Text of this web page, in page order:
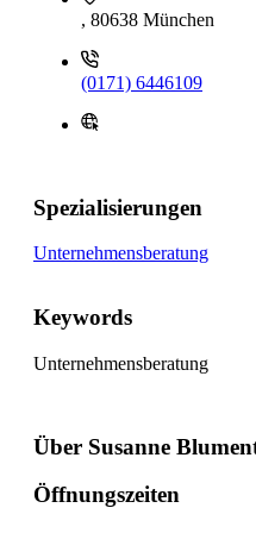
, 80638 München
(0171) 6446109
Spezialisierungen
Unternehmensberatung
Keywords
Unternehmensberatung
Über Susanne
Öffnungszeiten